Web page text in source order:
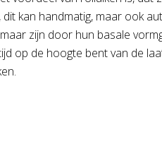
kan handmatig, maar ook
zijn door hun basale
op de hoogte bent van de